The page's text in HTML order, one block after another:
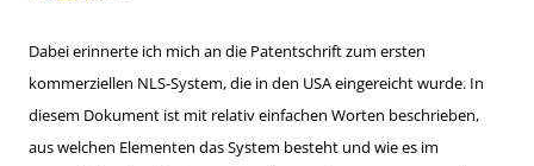
Dabei erinnerte ich mich an die Patentschrift zum ersten
kommerziellen NLS-System, die in den USA eingereicht wurde. In
diesem Dokument ist mit relativ einfachen Worten beschrieben,
aus welchen Elementen das System besteht und wie es im